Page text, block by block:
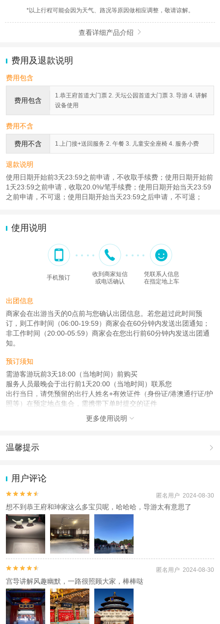
*以上行程可能会因为天气、路况等原因做相应调整，敬请谅解。
查看详细产品介绍 
费用及退款说明
费用包含
费用包含
1.恭王府首道大门票 2. 天坛公园首道大门票 3. 导游 4. 讲解
设备使用
费用不含
费用不含 1.上门接+送回服务 2. 午餐 3. 儿童安全座椅 4. 服务小费
退款说明
使用日期开始前3天23:59之前申请，不收取手续费；使用日期开始前
1天23:59之前申请，收取20.0%/笔手续费；使用日期开始当天23:59
之前申请，不可退；使用日期开始当天23:59之后申请，不可退；
使用说明
手机预订
收到商家短信
或电话确认
凭联系人信息
在指定地上车
出团信息
商家会在出游当天的0点前与您确认出团信息。若您超过此时间预
订，则工作时间（06:00-19:59）商家会在60分钟内发送出团通知；
非工作时间（20:00-05:59）商家会在您出行前60分钟内发送出团通
知。
预订须知
需游客游玩前3天18:00（当地时间）前购买
服务人员最晚会于出行前1天20:00（当地时间）联系您
出行当日，请凭预留的出行人姓名+有效证件（身份证/港澳通行证/护
照等）在预定地点集合，需携带下单时提交的证件
儿童：5周岁 – 17周岁；
老人：60周岁 – 120周岁；
本产品由青岛驿路同行国际旅行社有限公司代理招徕，委托社为北京云旅芳华科
技有限公司，具体的旅游服务和操作由委托社及其有资质的地接社提供
更多使用说明 
温馨提示 
动（如跳伞、潜水、滑雪等）前，请务必仔细阅读
2.为普及旅游安全知识及旅游文明公约，使您的旅程顺利圆满完成，
特制定《去哪儿网旅游安全手册》 ，请您认真阅读并切实遵守。
用户评论

 匿名用户 2024-08-30
想不到恭王府和珅家这么多宝贝呢，哈哈哈，导游太有意思了

 匿名用户 2024-08-30
宫导讲解风趣幽默，一路很照顾大家，棒棒哒